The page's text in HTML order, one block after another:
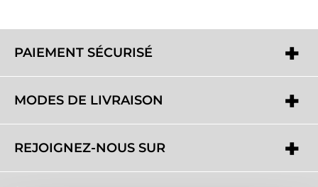
PAIEMENT SÉCURISÉ
MODES DE LIVRAISON
REJOIGNEZ-NOUS SUR